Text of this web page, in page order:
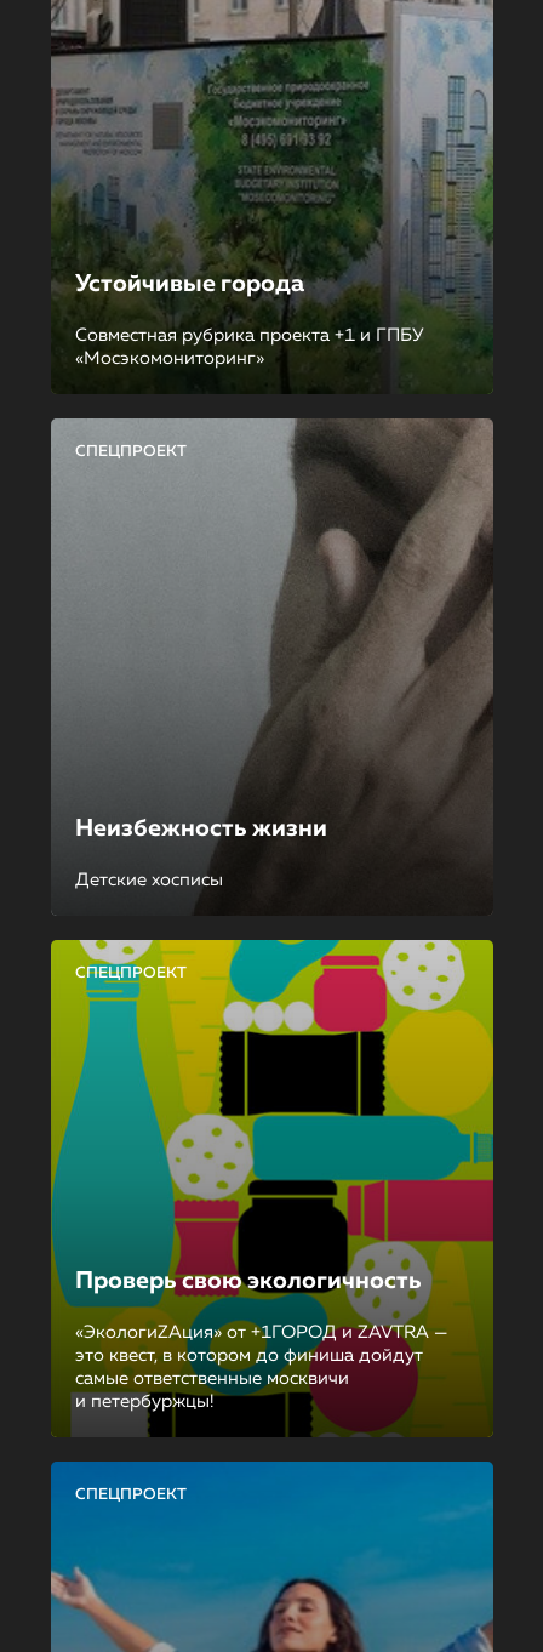
Устойчивые города
Совместная рубрика проекта +1 и ГПБУ
«Мосэкомониторинг»
СПЕЦПРОЕКТ
Неизбежность жизни
Детские хосписы
СПЕЦПРОЕКТ
Проверь свою экологичность
«ЭкологиZAция» от +1ГОРОД и ZAVTRA —
это квест, в котором до финиша дойдут
самые ответственные москвичи
и петербуржцы!
СПЕЦПРОЕКТ